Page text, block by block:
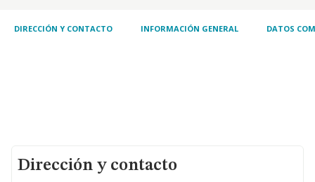
DIRECCIÓN Y CONTACTO INFORMACIÓN GENERAL DATOS
Dirección y contacto